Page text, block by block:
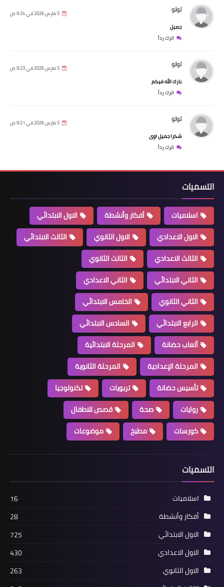
لولو 5 مارس 2026 في 9:24 ص
جميل
اترك رداً
لولو 5 مارس 2026 في 9:23 ص
بارك الله فيكم
اترك رداً
لولو 5 مارس 2026 في 9:21 ص
شكرا جميل اوى
اترك رداً
التسميات
اسلاميات أفكار وأنشطة
الاول الابتدائي
الاول الاعدادي
الاول الثانوي
الثالث الابتدائي
الثالث الاعدادي
الثالث الثانوي
الثاني الابتدائي
الثاني الاعدادي
الثاني الثانوي
الخامس الابتدائي
الرابع الابتدائي
السادس الابتدائي
ألعاب حضانة
المرحلة الابتدائية
المرحلة الإعدادية
المرحلة الثانوية
تأسيس حضانة
تربويات
تكنولوجيا
روايات
صحة
قصص للاطفال
كورسات
مطبخ موضوعات
التسميات
اسلاميات
16
أفكار وأنشطة
28
الاول الابتدائي
725
الاول الاعدادي
430
الاول الثانوي
263